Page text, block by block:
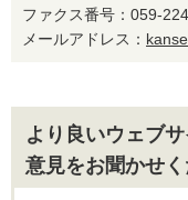
ファクス番号：059-
メールアドレス：
より良いウェブ
意見をお聞かせ